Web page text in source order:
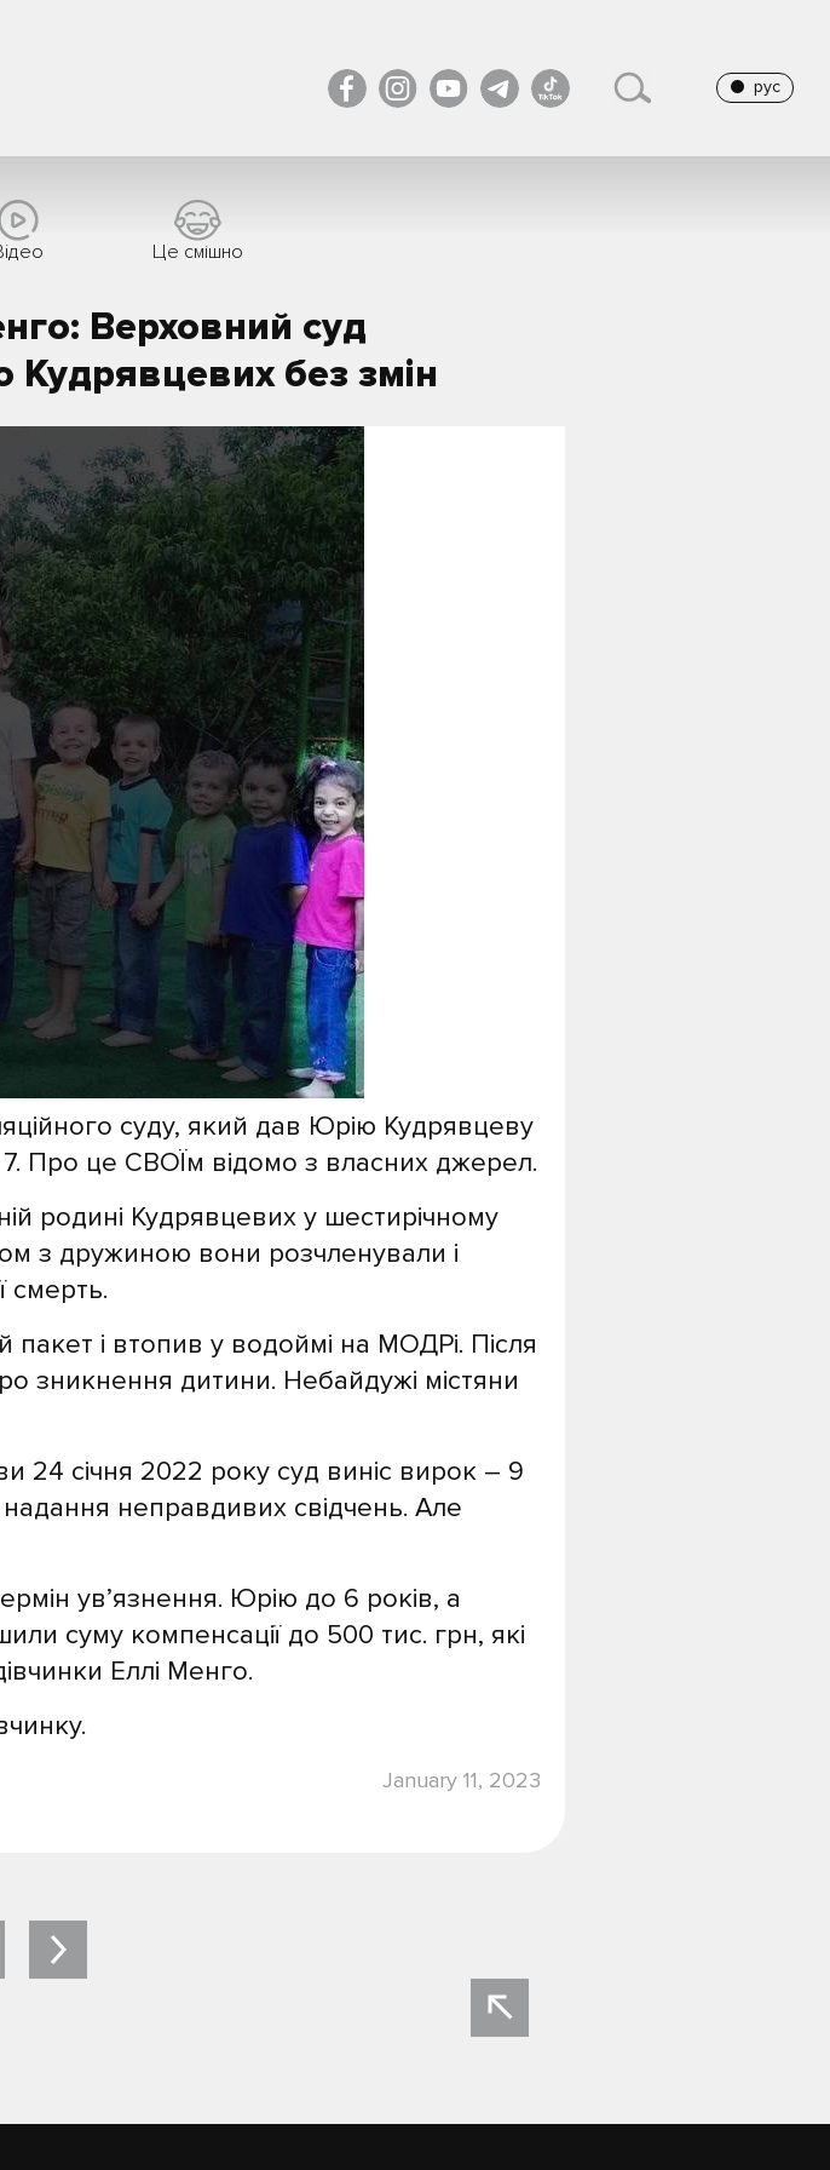
рус
Це смішно
Верховний суд
без змін
суду, який дав Юрію Кудрявцеву
Про це СВОЇм відомо з власних джерел.
родині Кудрявцевих у шестирічному
з дружиною вони розчленували і
смерть.
пакет і втопив у водоймі на МОДРі. Після
зникнення дитини. Небайдужі містяни
24 січня 2022 року суд виніс вирок – 9
неправдивих свідчень. Але
ув’язнення. Юрію до 6 років, а
суму компенсації до 500 тис. грн, які
Еллі Менго.
January 11, 2023